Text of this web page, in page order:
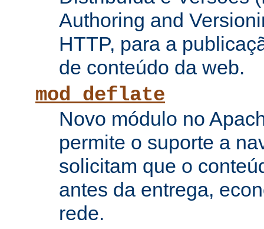
Authoring and
HTTP, para a
de conteúdo da web.
mod_deflate
Novo módulo no
permite o suporte a
solicitam que o
antes da entrega,
rede.